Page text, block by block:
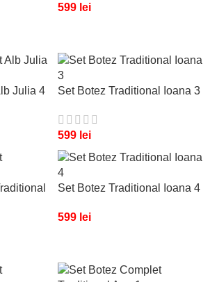
599 lei
Julia 4 Set Botez Traditional Ioana 3
599 lei
Set Botez Traditional Ioana 4
599 lei